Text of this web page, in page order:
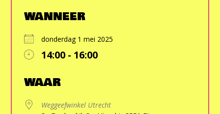
WANNEER
donderdag 1 mei 2025
14:00 - 16:00
WAAR
Weggeefwinkel Utrecht